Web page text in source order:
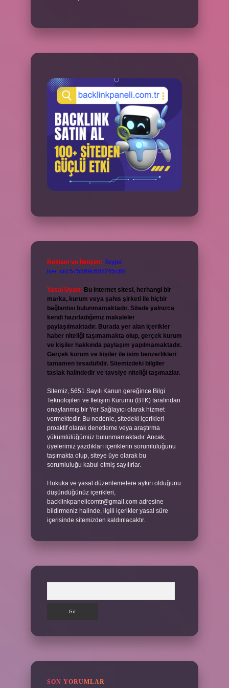
Reklam ve İletişim: Skype:
live:.cid.575569c608265c69
Yasal Uyarı: Bu internet sitesi, herhangi bir
marka, kurum veya şahıs şirketi ile hiçbir
bağlantısı bulunmamaktadır. Sitede yalnızca
kendi hazırladığımız makaleler
paylaşılmaktadır. Burada yer alan içerikler
haber niteliği taşımamakta olup, gerçek kurum
ve kişiler hakkında paylaşım yapılmamaktadır.
Gerçek kurum ve kişiler ile isim benzerlikleri
tamamen tesadüfidir. Sitemizdeki bilgiler
taslak halindedir ve tavsiye niteliği taşımazlar.
Sitemiz, 5651 Sayılı Kanun gereğince Bilgi
Teknolojileri ve İletişim Kurumu (BTK) tarafından
onaylanmış bir Yer Sağlayıcı olarak hizmet
vermektedir. Bu nedenle, sitedeki içerikleri
proaktif olarak denetleme veya araştırma
yükümlülüğümüz bulunmamaktadır. Ancak,
üyelerimiz yazdıkları içeriklerin sorumluluğunu
taşımakta olup, siteye üye olarak bu
sorumluluğu kabul etmiş sayılırlar.
Hukuka ve yasal düzenlemelere aykırı olduğunu
düşündüğünüz içerikleri,
backlinkpanelicomtr@gmail.com adresine
bildirmeniz halinde, ilgili içerikler yasal süre
içerisinde sitemizden kaldırılacaktır.
SON YORUMLAR